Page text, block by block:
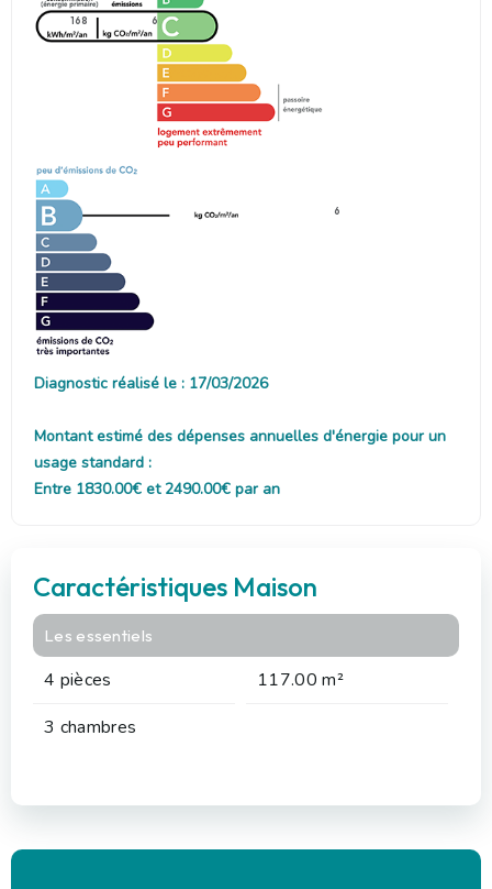
168 6
6
Diagnostic réalisé le : 17/03/2026
Montant estimé des dépenses annuelles d'énergie pour un
usage standard :
Entre 1830.00€ et 2490.00€ par an
Caractéristiques Maison
Les essentiels
4 pièces
117.00 m²
3 chambres